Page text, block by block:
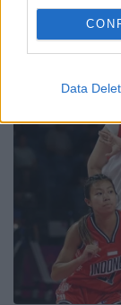
Data